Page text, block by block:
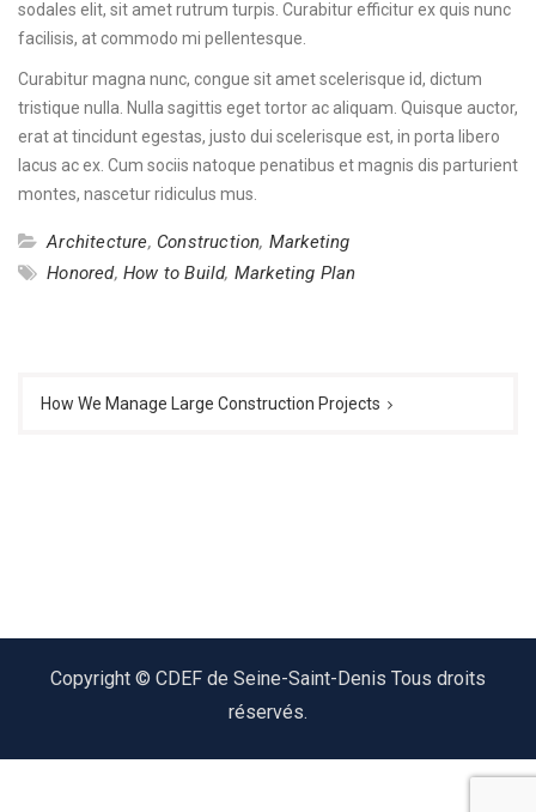
sodales elit, sit amet rutrum turpis. Curabitur efficitur ex quis nunc
facilisis, at commodo mi pellentesque.
Curabitur magna nunc, congue sit amet scelerisque id, dictum
tristique nulla. Nulla sagittis eget tortor ac aliquam. Quisque auctor,
erat at tincidunt egestas, justo dui scelerisque est, in porta libero
lacus ac ex. Cum sociis natoque penatibus et magnis dis parturient
montes, nascetur ridiculus mus.
Architecture, Construction, Marketing
Honored,How to Build, Marketing Plan
How We Manage Large Construction Projects
Copyright © CDEF de Seine-Saint-Denis Tous droits
réservés.